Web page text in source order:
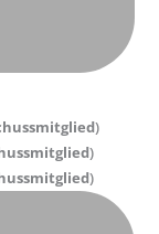
)
)
)